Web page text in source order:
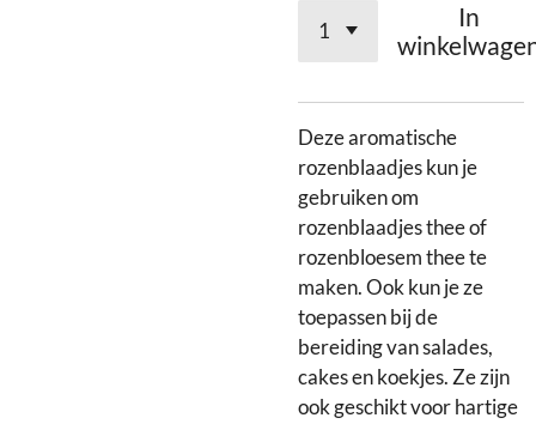
In
Deze aromatische
rozenblaadjes kun je
gebruiken om
rozenblaadjes thee of
rozenbloesem thee te
maken. Ook kun je ze
toepassen bij de
bereiding van salades,
cakes en koekjes. Ze zijn
ook geschikt voor hartige